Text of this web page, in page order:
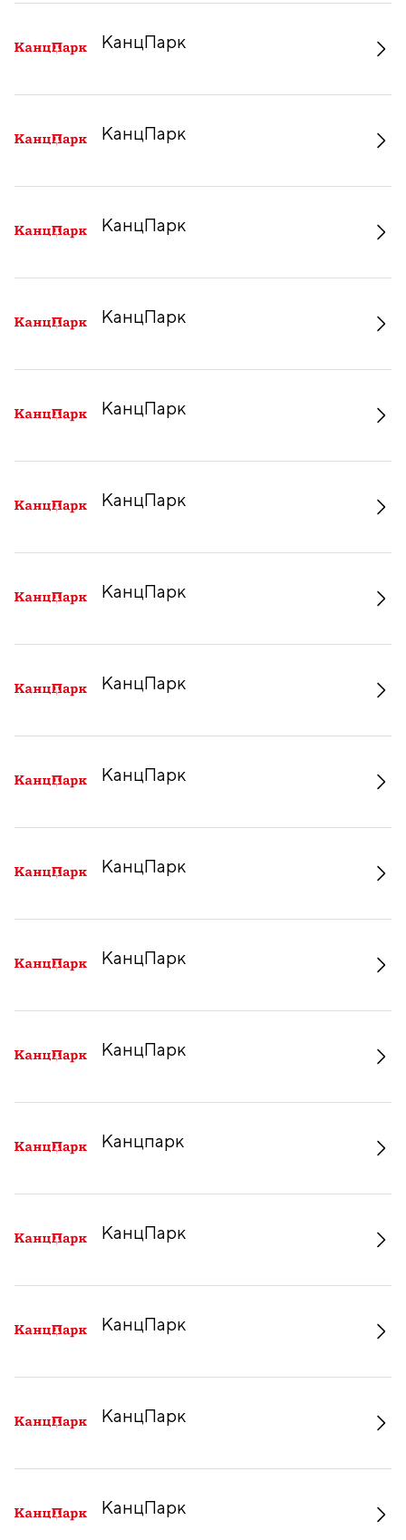
КанцПарк
КанцПарк
КанцПарк
КанцПарк
КанцПарк
КанцПарк
КанцПарк
КанцПарк
КанцПарк
КанцПарк
КанцПарк
КанцПарк
Канцпарк
КанцПарк
КанцПарк
КанцПарк
КанцПарк